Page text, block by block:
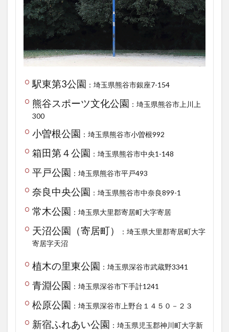
駅東第3公園 ：埼玉県熊谷市銀座7-154
熊谷スポーツ文化公園 ：埼玉県熊谷市上川上
300
小曽根公園 ：埼玉県熊谷市小曽根992
箱田第４公園 ：埼玉県熊谷市中央1-148
平戸公園 ：埼玉県熊谷市平戸493
奈良中央公園 ：埼玉県熊谷市中奈良899-1
常木公園 ：埼玉県大里郡寄居町大字寄居
天沼公園（寄居町）
：埼玉県大里郡寄居町大字
寄居字天沼
植木の里東公園 ：埼玉県深谷市武蔵野3341
青淵公園 ：埼玉県深谷市下手計1241
松原公園 ：埼玉県深谷市上野台１４５０－２３
新宿ふれあい公園 ：埼玉県児玉郡神川町大字新